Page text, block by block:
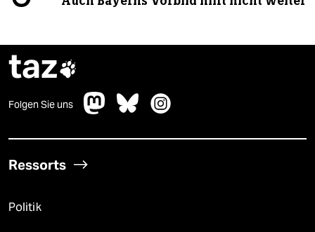
taz
Folgen Sie uns
Ressorts
Politik